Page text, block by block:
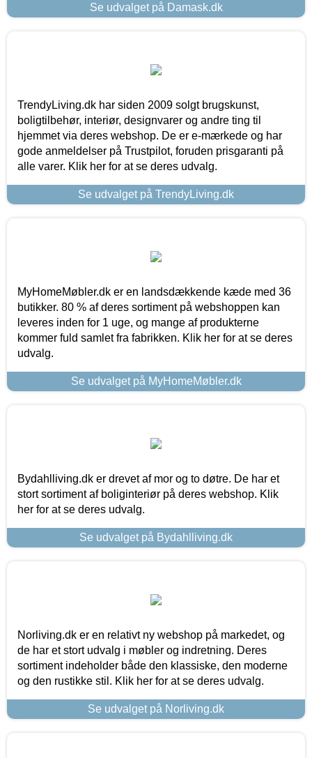
Se udvalget på Damask.dk
TrendyLiving.dk har siden 2009 solgt brugskunst,
boligtilbehør, interiør, designvarer og andre ting til
hjemmet via deres webshop. De er e-mærkede og har
gode anmeldelser på Trustpilot, foruden prisgaranti på
alle varer. Klik her for at se deres udvalg.
Se udvalget på TrendyLiving.dk
MyHomeMøbler.dk er en landsdækkende kæde med 36
butikker. 80 % af deres sortiment på webshoppen kan
leveres inden for 1 uge, og mange af produkterne
kommer fuld samlet fra fabrikken. Klik her for at se deres
udvalg.
Se udvalget på MyHomeMøbler.dk
Bydahlliving.dk er drevet af mor og to døtre. De har et
stort sortiment af boliginteriør på deres webshop. Klik
her for at se deres udvalg.
Se udvalget på Bydahlliving.dk
Norliving.dk er en relativt ny webshop på markedet, og
de har et stort udvalg i møbler og indretning. Deres
sortiment indeholder både den klassiske, den moderne
og den rustikke stil. Klik her for at se deres udvalg.
Se udvalget på Norliving.dk